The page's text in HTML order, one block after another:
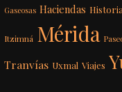
Gaseosas Haciendas
Itzimná Mérida
Tranvías Uxmal Viajes